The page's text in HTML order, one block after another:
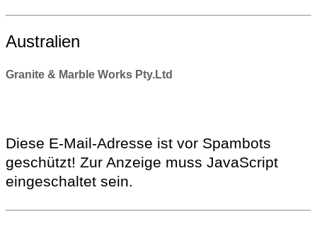
Australien
Granite & Marble Works Pty.Ltd
Diese E-Mail-Adresse ist vor Spambots
geschützt! Zur Anzeige muss JavaScript
eingeschaltet sein.